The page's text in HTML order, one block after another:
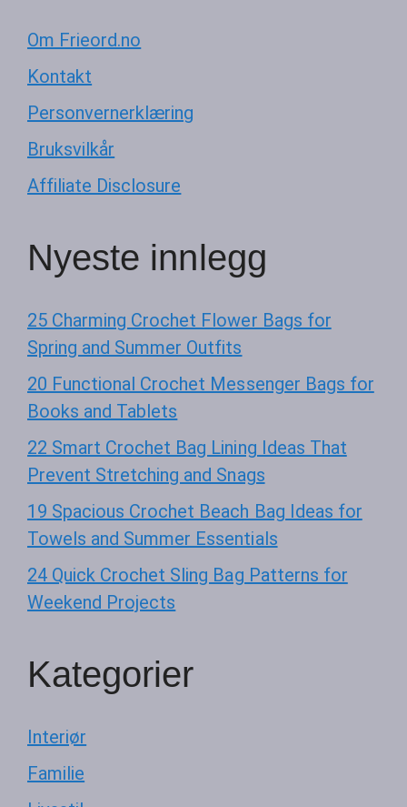
Om Frieord.no
Kontakt
Personvernerklæring
Bruksvilkår
Affiliate Disclosure
Nyeste innlegg
25 Charming Crochet Flower Bags for
Spring and Summer Outfits
20 Functional Crochet Messenger Bags for
Books and Tablets
22 Smart Crochet Bag Lining Ideas That
Prevent Stretching and Snags
19 Spacious Crochet Beach Bag Ideas for
Towels and Summer Essentials
24 Quick Crochet Sling Bag Patterns for
Weekend Projects
Kategorier
Interiør
Familie